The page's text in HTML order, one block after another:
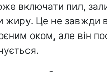
включати пил,
жиру. Це не завжди
оком, але він